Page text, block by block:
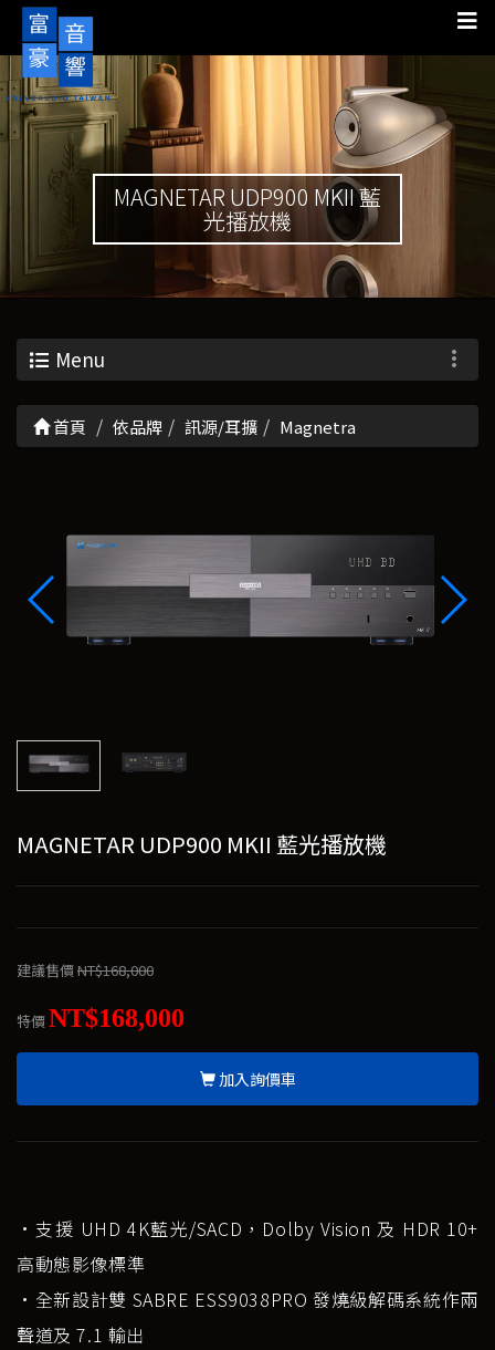
MAGNETAR UDP900 MKII 藍
光播放機
Menu
首頁 依品牌 訊源/耳擴 Magnetra
MAGNETAR UDP900 MKII 藍光播放機
建議售價NT$168,000
特價NT$168,000
加入詢價車
•支援 UHD 4K藍光/SACD，Dolby Vision 及 HDR 10+
高動態影像標準
•全新設計雙 SABRE ESS9038PRO 發燒級解碼系統作兩
聲道及 7.1 輸出